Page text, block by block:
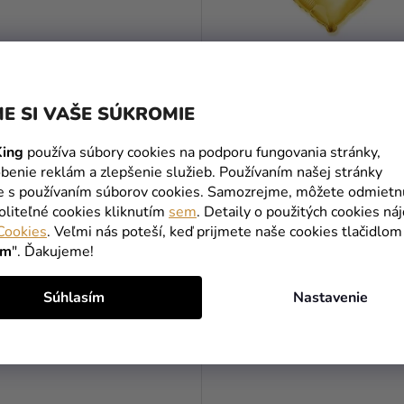
SI VAŠE SÚKROMIE
používa súbory cookies na podporu fungovania stránky,
reklám a zlepšenie služieb. Používaním našej stránky
s používaním súborov cookies. Samozrejme, môžete
cookies kliknutím sem. Detaily o použitých cookies
. Veľmi nás poteší, keď prijmete naše cookies tlačidlom
". Ďakujeme!
Nastavenie
Súhlasím
písané písmo "happy
DO KOŠÍKA
1,49 €
DO KOŠÍKA